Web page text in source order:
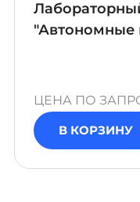
"Автономные
ЦЕНА ПО
В КОРЗИНУ